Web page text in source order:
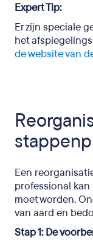
Expert Tip:
Er zijn speciale
het
de website van
Een
professional
moet worden.
van aard en
Stap 1: De